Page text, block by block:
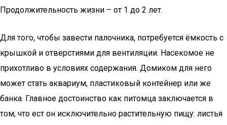
Продолжительность жизни – от 1 до 2 лет.
Для того, чтобы завести палочника, потребуется ёмкость с
крышкой и отверстиями для вентиляции. Насекомое не
прихотливо в условиях содержания. Домиком для него
может стать аквариум, пластиковый контейнер или же
банка. Главное достоинство как питомца заключается в
том, что ест он исключительно растительную пищу: листья